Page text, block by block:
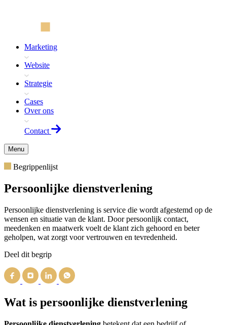
Marketing
Website
Strategie
Cases
Over ons
Contact
Menu
Begrippenlijst
Persoonlijke dienstverlening
Persoonlijke dienstverlening is service die wordt afgestemd op de
wensen en situatie van de klant. Door persoonlijk contact,
meedenken en maatwerk voelt de klant zich gehoord en beter
geholpen, wat zorgt voor vertrouwen en tevredenheid.
Deel dit begrip
Wat is persoonlijke dienstverlening